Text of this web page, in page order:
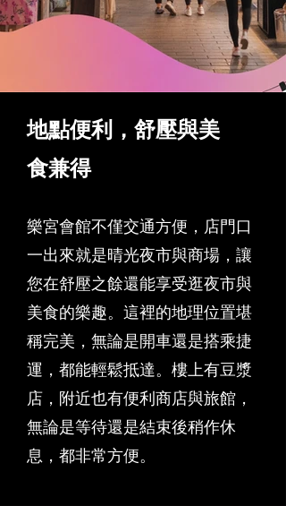
地點便利，舒壓與美
食兼得
樂宮會館不僅交通方便，店門口
一出來就是晴光夜市與商場，讓
您在舒壓之餘還能享受逛夜市與
美食的樂趣。這裡的地理位置堪
稱完美，無論是開車還是搭乘捷
運，都能輕鬆抵達。樓上有豆漿
店，附近也有便利商店與旅館，
無論是等待還是結束後稍作休
息，都非常方便。